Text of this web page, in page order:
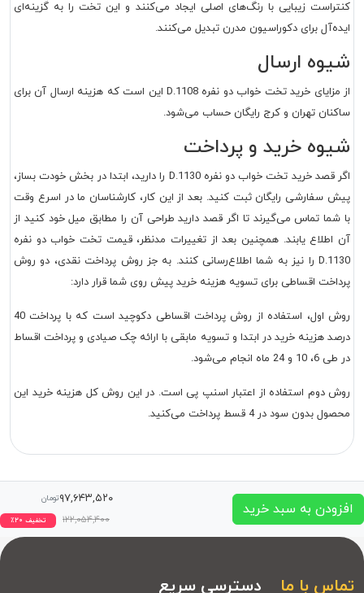
کنتراست زیبایی با رنگ‌های اصلی ایجاد می‌کنند و این تخت را به گزینه‌ای
ایده‌آل برای دکوراسیون مدرن تبدیل می‌کنند.
شیوه ارسال
از مزایای خرید تخت خواب دو نفره D.1108 این است که هزینه ارسال آن برای
ساکنان تهران و کرج رایگان حساب می‌شود.
شیوه خرید و پرداخت
اگر قصد خرید تخت خواب دو نفره D.1130 را دارید، ابتدا در بخش خودت بساز،
پیش سفارشی رایگان ثبت کنید. بعد از این کار، کارشناسان ما در اسرع وقت
با شما تماس می‌گیرند تا اگر قصد دارید طراحی آن را مطابق میل خود کنید از
آن اطلاع یابند. همچنین بعد از تغییرات مدنظر، قیمت تخت خواب دو نفره
D.1130 را نیز به شما اطلاع‌رسانی کنند. به جز روش پرداخت نقدی، دو روش
پرداخت اقساطی برای تسویه هزینه خرید پیش روی شما قرار دارد:
روش اول، استفاده از روش پرداخت اقساطی دکوچید است که با پرداخت 40
درصد هزینه خرید در ابتدا و تسویه مابقی با ارائه چک صیادی و پرداخت اقساط
در طی 6، 10 و 24 ماه انجام می‌شود.
روش دوم استفاده از اعتبار اسنپ پی است. در این روش کل هزینه خرید این
محصول بدون سود در 4 قسط پرداخت می‌کنید.
افزودن به سبد خرید
۹۷,۶۴۳,۵۲۰تومان
۱۲۲,۰۵۴,۴۰۰ تخفیف ۲۰٪
تماس با ما دسترسی سریع